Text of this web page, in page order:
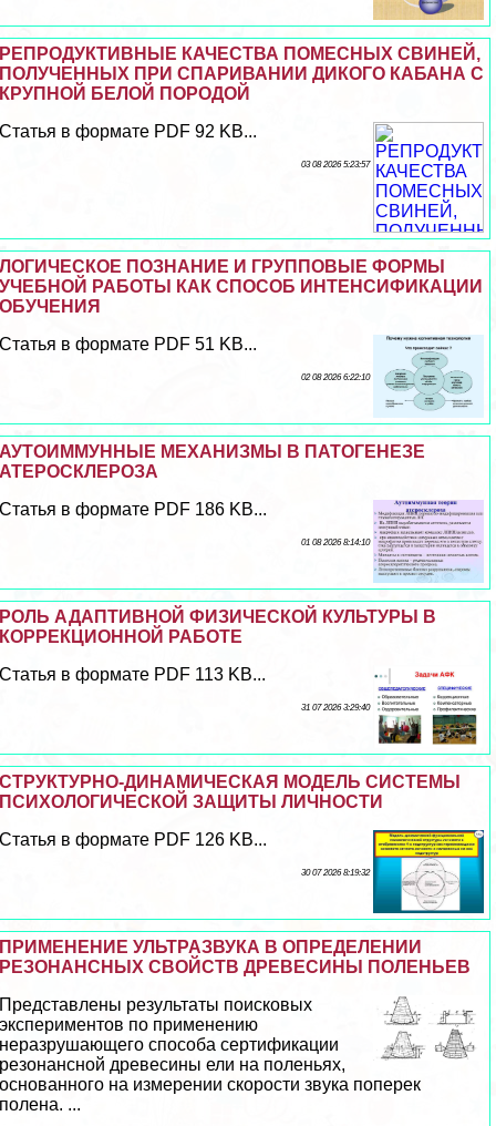
РЕПРОДУКТИВНЫЕ КАЧЕСТВА ПОМЕСНЫХ СВИНЕЙ,
ПОЛУЧЕННЫХ ПРИ СПАРИВАНИИ ДИКОГО КАБАНА С
КРУПНОЙ БЕЛОЙ ПОРОДОЙ
Статья в формате PDF 92 KB...
03 08 2026 5:23:57
ЛОГИЧЕСКОЕ ПОЗНАНИЕ И ГРУППОВЫЕ ФОРМЫ
УЧЕБНОЙ РАБОТЫ КАК СПОСОБ ИНТЕНСИФИКАЦИИ
ОБУЧЕНИЯ
Статья в формате PDF 51 KB...
02 08 2026 6:22:10
АУТОИММУННЫЕ МЕХАНИЗМЫ В ПАТОГЕНЕЗЕ
АТЕРОСКЛЕРОЗА
Статья в формате PDF 186 KB...
01 08 2026 8:14:10
РОЛЬ АДАПТИВНОЙ ФИЗИЧЕСКОЙ КУЛЬТУРЫ В
КОРРЕКЦИОННОЙ РАБОТЕ
Статья в формате PDF 113 KB...
31 07 2026 3:29:40
СТРУКТУРНО-ДИНАМИЧЕСКАЯ МОДЕЛЬ СИСТЕМЫ
ПСИХОЛОГИЧЕСКОЙ ЗАЩИТЫ ЛИЧНОСТИ
Статья в формате PDF 126 KB...
30 07 2026 8:19:32
ПРИМЕНЕНИЕ УЛЬТРАЗВУКА В ОПРЕДЕЛЕНИИ
РЕЗОНАНСНЫХ СВОЙСТВ ДРЕВЕСИНЫ ПОЛЕНЬЕВ
Представлены результаты поисковых
экспериментов по применению
неразрушающего способа сертификации
резонансной древесины ели на поленьях,
основанного на измерении скорости звука поперек
полена. ...